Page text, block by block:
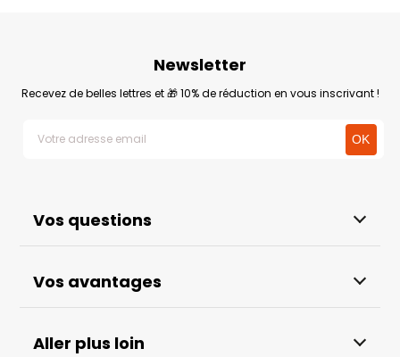
Vos questions
Vos avantages
Aller plus loin
Newsletter
Recevez de belles lettres et 🎁 10% de réduction en vous inscrivant !